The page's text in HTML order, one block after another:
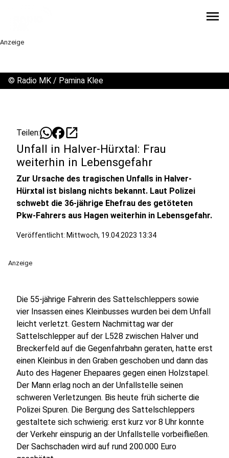
menu
Anzeige
© Radio MK / Pamina Klee
Teilen: open_in_new
Unfall in Halver-Hürxtal: Frau
weiterhin in Lebensgefahr
Zur Ursache des tragischen Unfalls in Halver-
Hürxtal ist bislang nichts bekannt. Laut Polizei
schwebt die 36-jährige Ehefrau des getöteten
Pkw-Fahrers aus Hagen weiterhin in Lebensgefahr.
Veröffentlicht: Mittwoch, 19.04.2023 13:34
Anzeige
Die 55-jährige Fahrerin des Sattelschleppers sowie
vier Insassen eines Kleinbusses wurden bei dem Unfall
leicht verletzt. Gestern Nachmittag war der
Sattelschlepper auf der L528 zwischen Halver und
Breckerfeld auf die Gegenfahrbahn geraten, hatte erst
einen Kleinbus in den Graben geschoben und dann das
Auto des Hagener Ehepaares gegen einen Holzstapel.
Der Mann erlag noch an der Unfallstelle seinen
schweren Verletzungen. Bis heute früh sicherte die
Polizei Spuren. Die Bergung des Sattelschleppers
gestaltete sich schwierig: erst kurz vor 8 Uhr konnte
der Verkehr einspurig an der Unfallstelle vorbeifließen.
Der Sachschaden wird auf rund 200.000 Euro